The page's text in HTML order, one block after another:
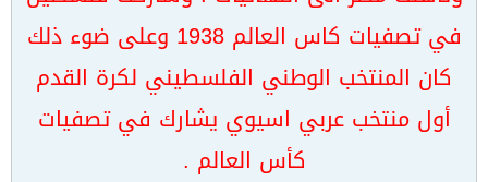
في تصفيات كاس العالم 1938 وعلى ضوء ذلك
كان المنتخب الوطني الفلسطيني لكرة القدم
أول منتخب عربي اسيوي يشارك في تصفيات
كأس العالم .